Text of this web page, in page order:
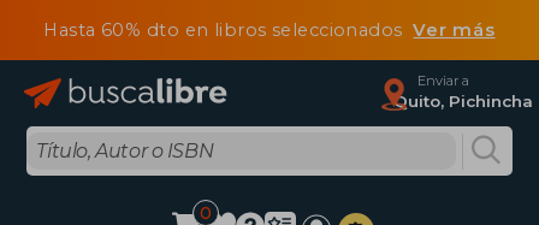
Hasta 60% dto en libros seleccionadosVer más
Enviar a
Quito, Pichincha
0